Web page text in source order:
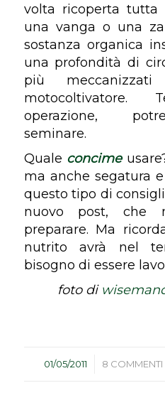
volta ricoperta tutta
una vanga o una
sostanza organica
una profondità di
più
motocoltivatore.
operazione,
seminare.
Quale concime
ma anche segatura
questo tipo di
nuovo post, che
preparare. Ma
nutrito avrà nel
bisogno di essere
foto di
01/05/2011
/ 8 COMMENTI
/